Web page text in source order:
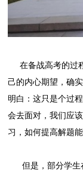
在备战高考的过
己的内心期望，确
明白：这只是个过
会去面对，我们应
习，如何提高解题
但是，部分学生